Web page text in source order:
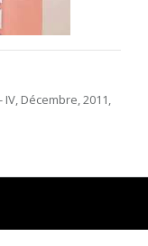
Décembre, 2011,